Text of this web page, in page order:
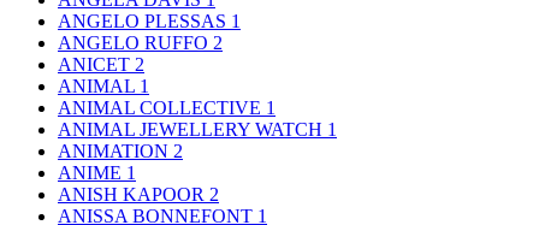
ANGELO PLESSAS 1
ANGELO RUFFO 2
ANICET 2
ANIMAL 1
ANIMAL COLLECTIVE 1
ANIMAL JEWELLERY WATCH 1
ANIMATION 2
ANIME 1
ANISH KAPOOR 2
ANISSA BONNEFONT 1